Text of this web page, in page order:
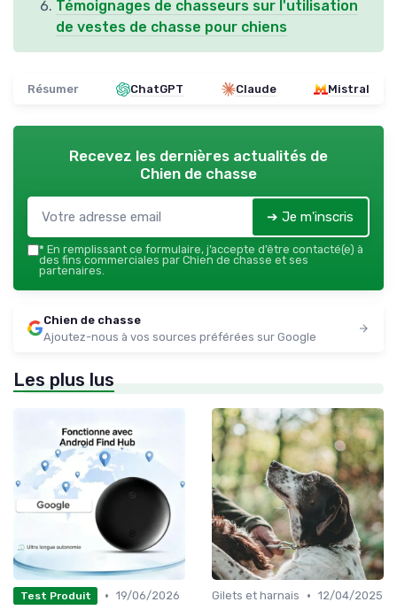
Témoignages de chasseurs sur l'utilisation
de vestes de chasse pour chiens
Résumer ChatGPT Claude Mistral
Recevez les dernières actualités de
Chien de chasse
➔ Je m'inscris
* En remplissant ce formulaire, j’accepte d’être contacté(e) à
des fins commerciales par Chien de chasse et ses
partenaires.
Chien de chasse
Ajoutez-nous à vos sources préférées sur Google
Les plus lus
Test Produit • 19/06/2026 Gilets et harnais • 12/04/2025